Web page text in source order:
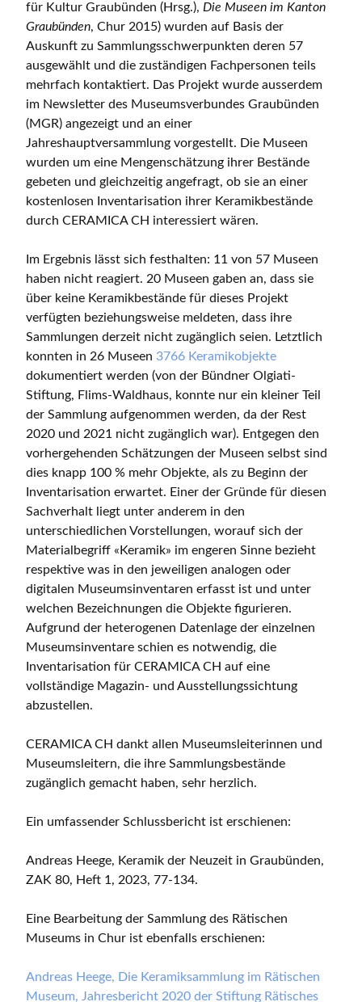
für Kultur Graubünden (Hrsg.), Die Museen im Kanton
Graubünden, Chur 2015) wurden auf Basis der
Auskunft zu Sammlungsschwerpunkten deren 57
ausgewählt und die zuständigen Fachpersonen teils
mehrfach kontaktiert. Das Projekt wurde ausserdem
im Newsletter des Museumsverbundes Graubünden
(MGR) angezeigt und an einer
Jahreshauptversammlung vorgestellt. Die Museen
wurden um eine Mengenschätzung ihrer Bestände
gebeten und gleichzeitig angefragt, ob sie an einer
kostenlosen Inventarisation ihrer Keramikbestände
durch CERAMICA CH interessiert wären.
Im Ergebnis lässt sich festhalten: 11 von 57 Museen
haben nicht reagiert. 20 Museen gaben an, dass sie
über keine Keramikbestände für dieses Projekt
verfügten beziehungsweise meldeten, dass ihre
Sammlungen derzeit nicht zugänglich seien. Letztlich
konnten in 26 Museen 3766 Keramikobjekte
dokumentiert werden (von der Bündner Olgiati-
Stiftung, Flims-Waldhaus, konnte nur ein kleiner Teil
der Sammlung aufgenommen werden, da der Rest
2020 und 2021 nicht zugänglich war). Entgegen den
vorhergehenden Schätzungen der Museen selbst sind
dies knapp 100 % mehr Objekte, als zu Beginn der
Inventarisation erwartet. Einer der Gründe für diesen
Sachverhalt liegt unter anderem in den
unterschiedlichen Vorstellungen, worauf sich der
Materialbegriff «Keramik» im engeren Sinne bezieht
respektive was in den jeweiligen analogen oder
digitalen Museumsinventaren erfasst ist und unter
welchen Bezeichnungen die Objekte figurieren.
Aufgrund der heterogenen Datenlage der einzelnen
Museumsinventare schien es notwendig, die
Inventarisation für CERAMICA CH auf eine
vollständige Magazin- und Ausstellungssichtung
abzustellen.
CERAMICA CH dankt allen Museumsleiterinnen und
Museumsleitern, die ihre Sammlungsbestände
zugänglich gemacht haben, sehr herzlich.
Ein umfassender Schlussbericht ist erschienen:
Andreas Heege, Keramik der Neuzeit in Graubünden,
ZAK 80, Heft 1, 2023, 77-134.
Eine Bearbeitung der Sammlung des Rätischen
Museums in Chur ist ebenfalls erschienen:
Andreas Heege, Die Keramiksammlung im Rätischen
Museum, Jahresbericht 2020 der Stiftung Rätisches